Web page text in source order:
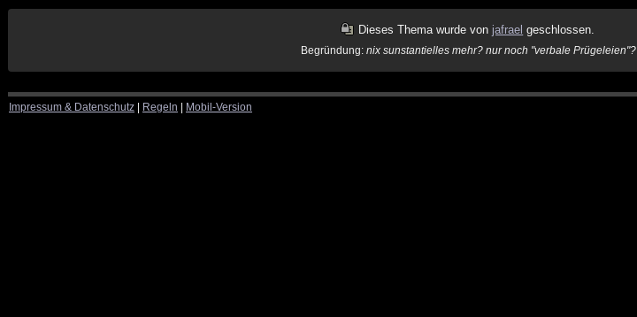
Dieses Thema wurde von jafrael geschlossen.
Begründung: nix sunstantielles mehr? nur noch "verbale Prügeleien"?
Impressum & Datenschutz Regeln Mobil-Version